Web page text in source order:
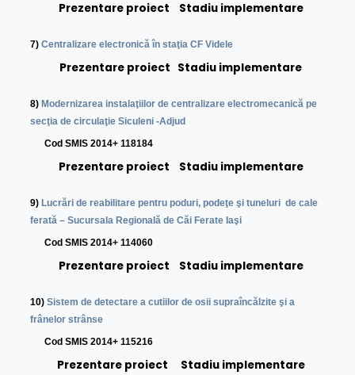
Prezentare proiect Stadiu implementare
7)Centralizare electronică în staţia CF Videle
Prezentare proiect Stadiu implementare
8)Modernizarea instalaţiilor de centralizare electromecanică pe
secţia de circulaţie Siculeni -Adjud
Cod SMIS 2014+ 118184
Prezentare proiect Stadiu implementare
9)Lucrări de reabilitare pentru poduri, podeţe şi tuneluri de cale
ferată – Sucursala Regională de Căi Ferate Iaşi
Cod SMIS 2014+ 114060
Prezentare proiect Stadiu implementare
10)Sistem de detectare a cutiilor de osii supraîncălzite şi a
frânelor strânse
Cod SMIS 2014+ 115216
Prezentare proiect Stadiu implementare